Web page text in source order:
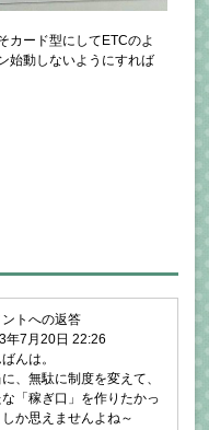
カード型にしてETCのよ
始動しないようにすれば
ントへの返答
年7月20日 22:26
んは。
、無駄に制度を変えて、
「稼ぎ口」を作りたかっ
か思えませんよね～